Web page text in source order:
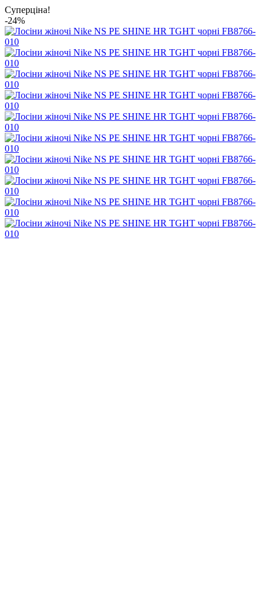
Суперціна!
-24%